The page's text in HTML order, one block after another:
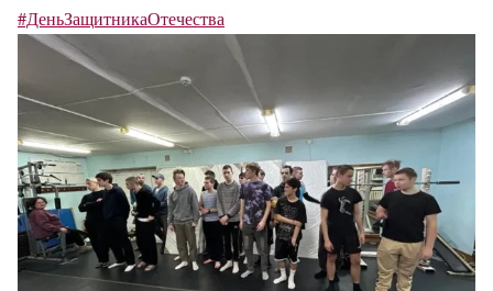
#ДеньЗащитникаОтечества